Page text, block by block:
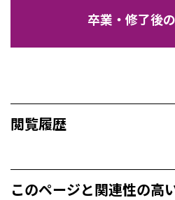
卒業・修了後
閲覧履歴
このページと関連性の高